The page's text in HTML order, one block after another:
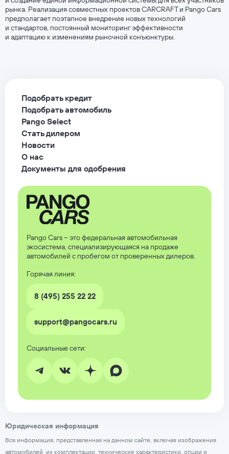
рынка. Реализация совместных проектов CARCRAFT и Pango Cars
предполагает поэтапное внедрение новых технологий
и стандартов, постоянный мониторинг эффективности
и адаптацию к изменениям рыночной конъюнктуры.
Подобрать кредит
Подобрать автомобиль
Pango Select
Стать дилером
Новости
О нас
Документы для одобрения
Pango Cars – это федеральная автомобильная
экосистема, специализирующаяся на продаже
автомобилей с пробегом от проверенных дилеров.
Горячая линия:
8 (495) 255 22 22
support@pangocars.ru
Юридическая информация
Вся информация, представленная на данном сайте, включая изображения
автомобилей, их комплектации, технические характеристики, опции и